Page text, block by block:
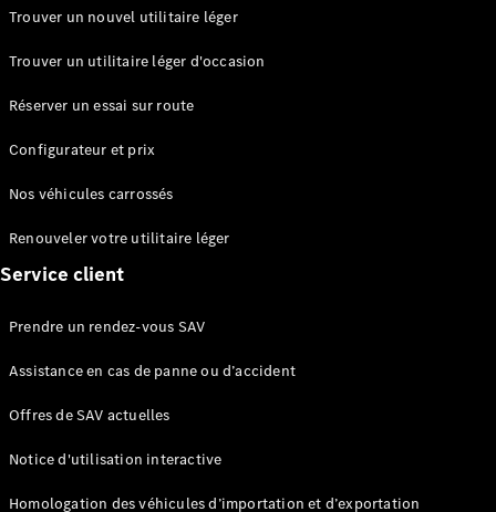
simple
Châssis
double
Plateau
votre
Trouvez un
neuf en
Vito
Trouver un nouvel utilitaire léger
Trouver un utilitaire léger d'occasion
Réserver un essai sur route
Configurateur et prix
Nos véhicules carrossés
Renouveler votre utilitaire léger
Service client
Prendre un rendez-vous SAV
Assistance en cas de panne ou d’accident
Offres de SAV actuelles
Notice d'utilisation interactive
Homologation des véhicules d’importation et d’exportation